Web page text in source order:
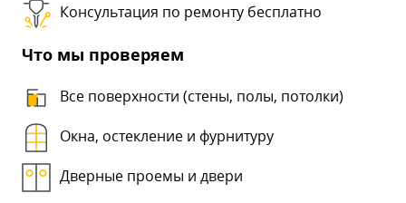
Консультация по ремонту бесплатно
Что мы проверяем
Все поверхности (стены, полы, потолки)
Окна, остекление и фурнитуру
Дверные проемы и двери